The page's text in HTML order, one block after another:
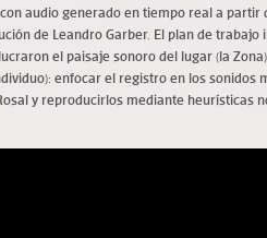
audio generado en tiempo real a
de Leandro Garber. El plan de
el paisaje sonoro del lugar (la
enfocar el registro en los
y reproducirlos mediante heurísticas